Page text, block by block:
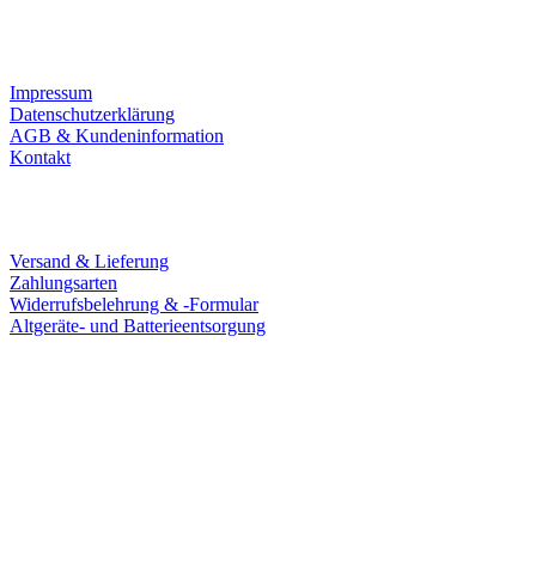
Impressum
Datenschutzerklärung
AGB & Kundeninformation
Kontakt
Versand & Lieferung
Zahlungsarten
Widerrufsbelehrung & -Formular
Altgeräte- und Batterieentsorgung